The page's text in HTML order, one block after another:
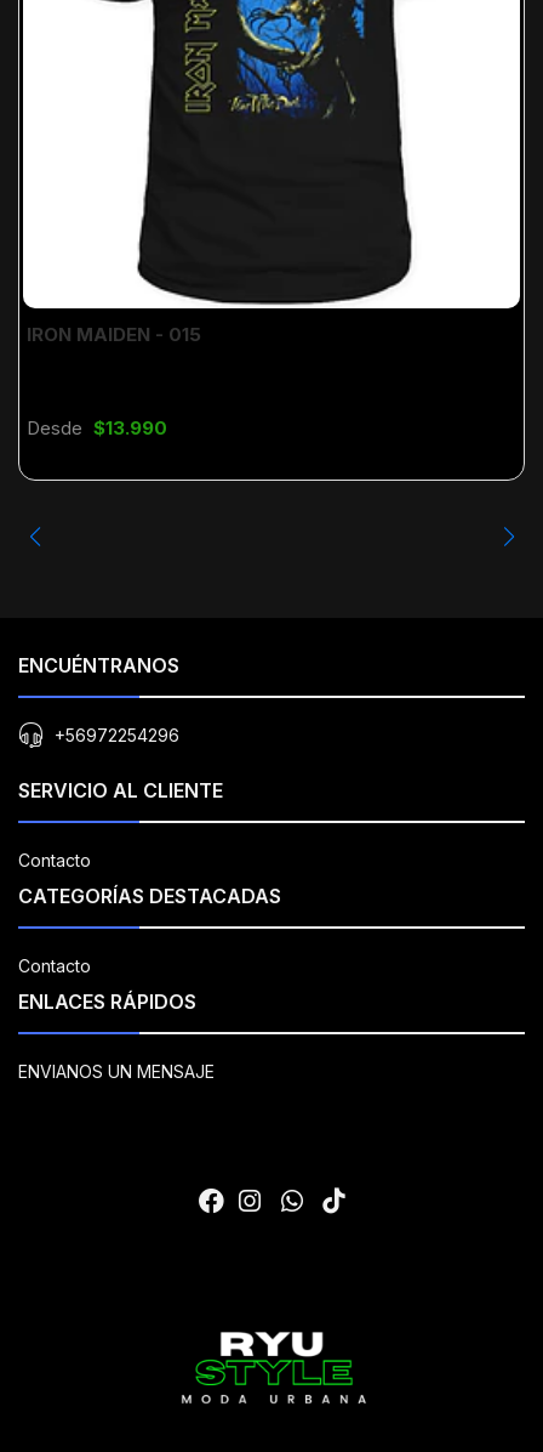
IRON MAIDEN - 015
Desde $13.990
ENCUÉNTRANOS
+56972254296
SERVICIO AL CLIENTE
Contacto
CATEGORÍAS DESTACADAS
Contacto
ENLACES RÁPIDOS
ENVIANOS UN MENSAJE